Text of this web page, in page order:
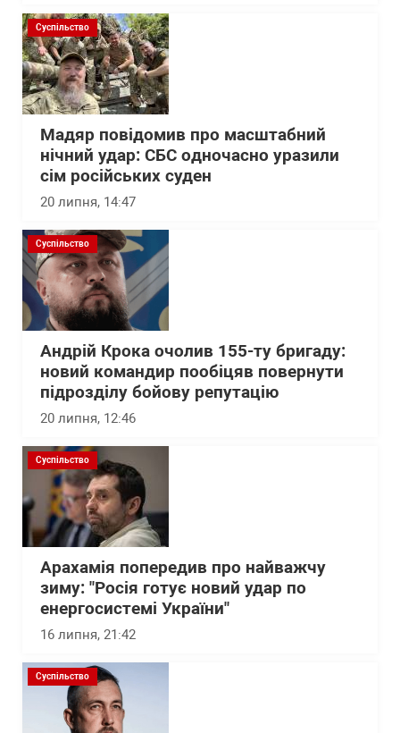
Суспільство
Мадяр повідомив про масштабний
нічний удар: СБС одночасно уразили
сім російських суден
20 липня, 14:47
Суспільство
Андрій Крока очолив 155-ту бригаду:
новий командир пообіцяв повернути
підрозділу бойову репутацію
20 липня, 12:46
Суспільство
Арахамія попередив про найважчу
зиму: "Росія готує новий удар по
енергосистемі України"
16 липня, 21:42
Суспільство